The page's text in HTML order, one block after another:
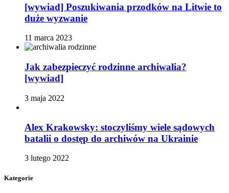
[wywiad] Poszukiwania przodków na Litwie to
duże wyzwanie
11 marca 2023
Jak zabezpieczyć rodzinne archiwalia?
[wywiad]
3 maja 2022
Alex Krakowsky: stoczyliśmy wiele sądowych
batalii o dostęp do archiwów na Ukrainie
3 lutego 2022
Kategorie